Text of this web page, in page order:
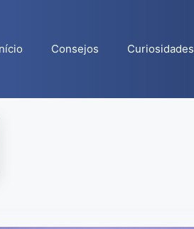
Consejos Curiosidades